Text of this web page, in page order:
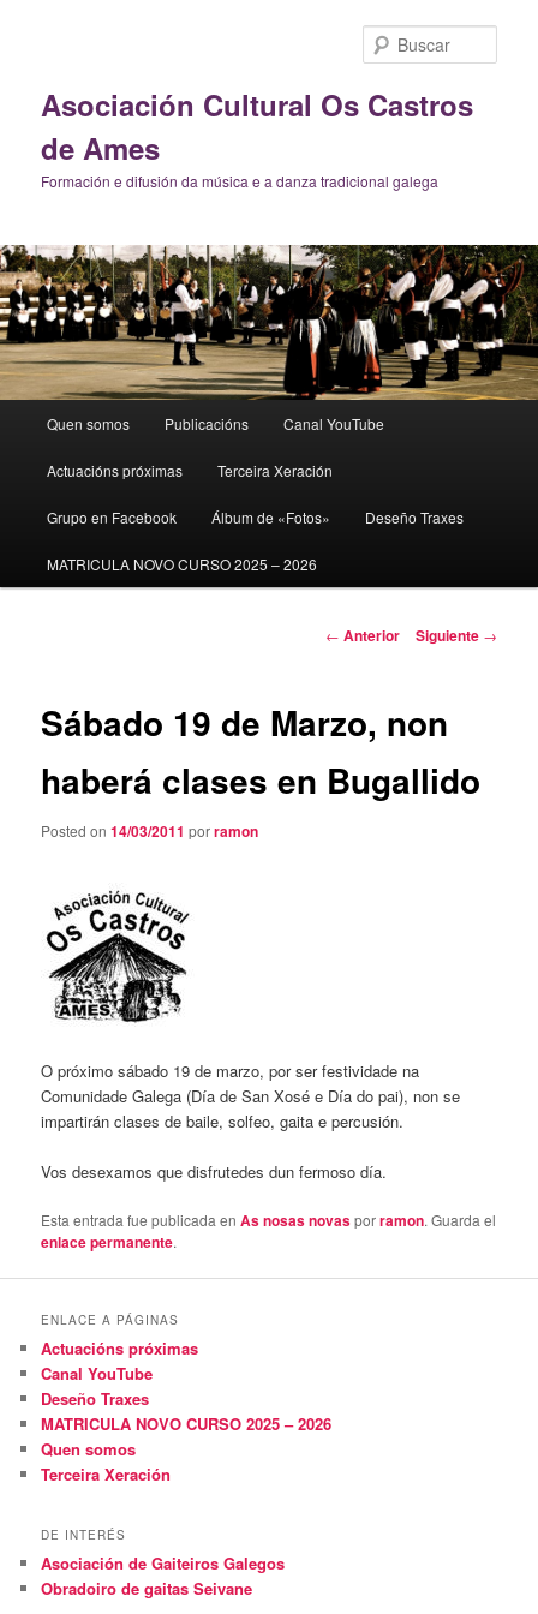
Asociación Cultural Os Castros
de Ames
Formación e difusión da música e a danza tradicional galega
principal
Quen somos Publicacións Canal YouTube
Actuacións próximas Terceira Xeración
Grupo en Facebook Álbum de «Fotos» Deseño Traxes
MATRICULA NOVO CURSO 2025 – 2026
Navegación
← Anterior Siguiente →
Sábado 19 de Marzo, non
haberá clases en Bugallido
Posted on14/03/2011 porramon
O próximo sábado 19 de marzo, por ser festividade na
Comunidade Galega (Día de San Xosé e Día do pai), non se
impartirán clases de baile, solfeo, gaita e percusión.
Vos desexamos que disfrutedes dun fermoso día.
Esta entrada fue publicada enAs nosas novasporramon. Guarda el
enlace permanente.
ENLACE A PÁGINAS
Actuacións próximas
Canal YouTube
Deseño Traxes
MATRICULA NOVO CURSO 2025 – 2026
Quen somos
Terceira Xeración
DE INTERÉS
Asociación de Gaiteiros Galegos
Obradoiro de gaitas Seivane